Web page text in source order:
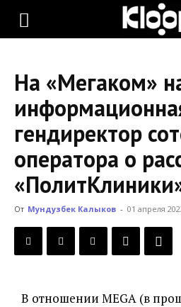
KLOOP.KG
Новости
Кыргызстана
На «Мегаком»
гендиректор
оператора о
От Мундузбек Калыков - 01 апреля
В отношении MEGA (в